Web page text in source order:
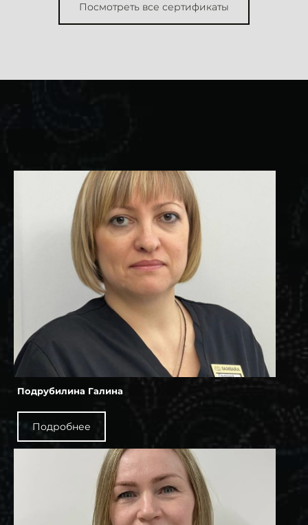
Посмотреть все сертификаты
Подрубилина Галина
Подробнее